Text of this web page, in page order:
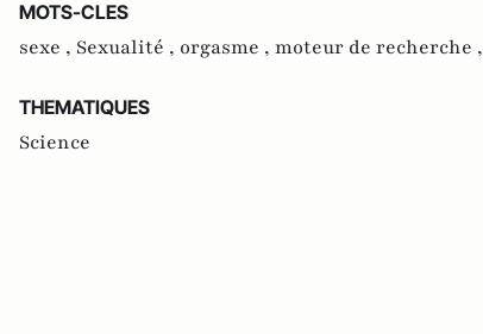
MOTS-CLES
sexe , Sexualité , orgasme , moteur de recherche ,
THEMATIQUES
Science